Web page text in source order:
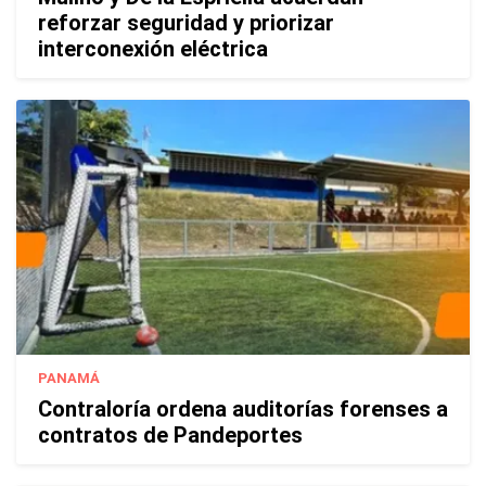
reforzar seguridad y priorizar
interconexión eléctrica
PANAMÁ
Contraloría ordena auditorías forenses a
contratos de Pandeportes